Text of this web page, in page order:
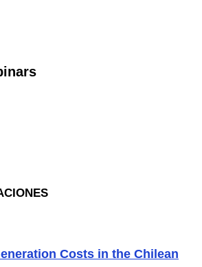
Costs in the Chilean